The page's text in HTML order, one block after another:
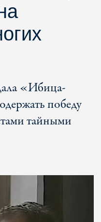
«Ибица-
победу
тайными